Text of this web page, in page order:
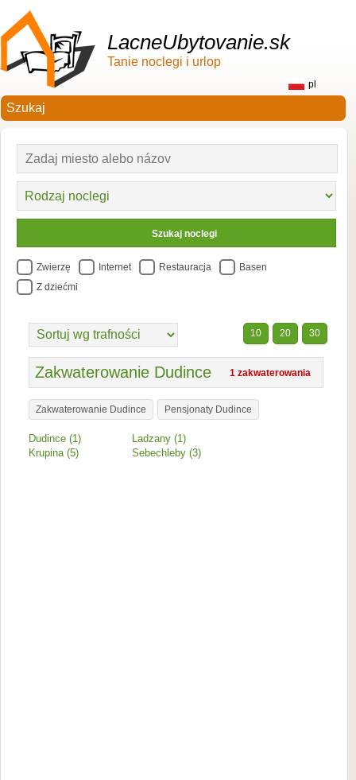
LacneUbytovanie.sk
Tanie noclegi i urlop
pl
Zwierzę Internet Restauracja
Basen
Z dziećmi
10 20 30
1 zakwaterowania
Zakwaterowanie Dudince
Zakwaterowanie Dudince Pensjonaty Dudince
Dudince (1)
Krupina (5)
Ladzany (1)
Sebechleby (3)